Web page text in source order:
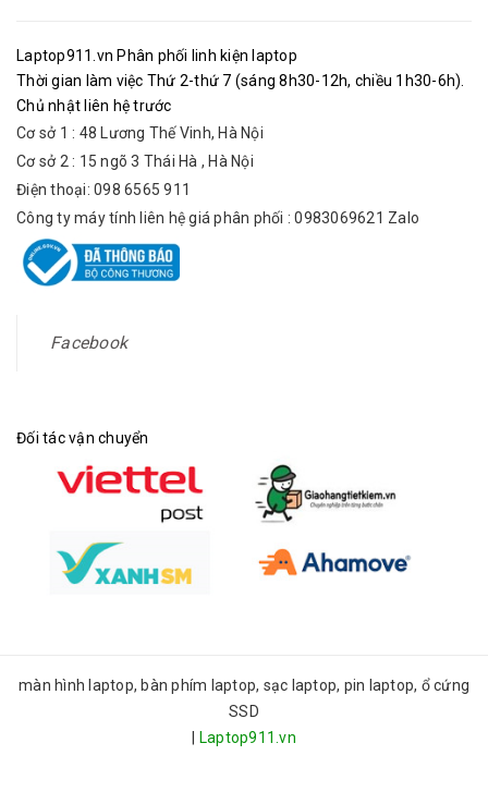
Laptop911.vn Phân phối linh kiện laptop
Thời gian làm việc Thứ 2-thứ 7 (sáng 8h30-12h, chiều 1h30-6h).
Chủ nhật liên hệ trước
Cơ sở 1 : 48 Lương Thế Vinh, Hà Nội
Cơ sở 2 : 15 ngõ 3 Thái Hà , Hà Nội
Điện thoại: 098 6565 911
Công ty máy tính liên hệ giá phân phối : 0983069621 Zalo
Facebook
Đối tác vận chuyển
màn hình laptop, bàn phím laptop, sạc laptop, pin laptop, ổ cứng
SSD
Laptop911.vn